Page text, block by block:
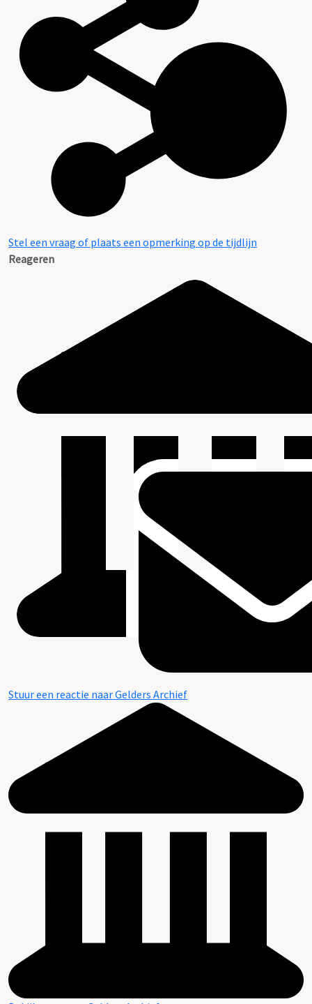
Stel een vraag of plaats een opmerking op de tijdlijn
Reageren
Stuur een reactie naar Gelders Archief